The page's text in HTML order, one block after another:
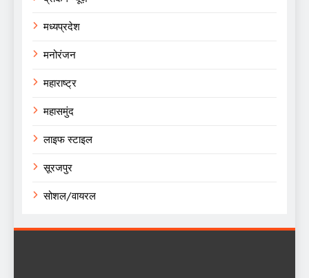
मध्यप्रदेश
मनोरंजन
महाराष्ट्र
महासमुंद
लाइफ स्टाइल
सूरजपुर
सोशल/वायरल